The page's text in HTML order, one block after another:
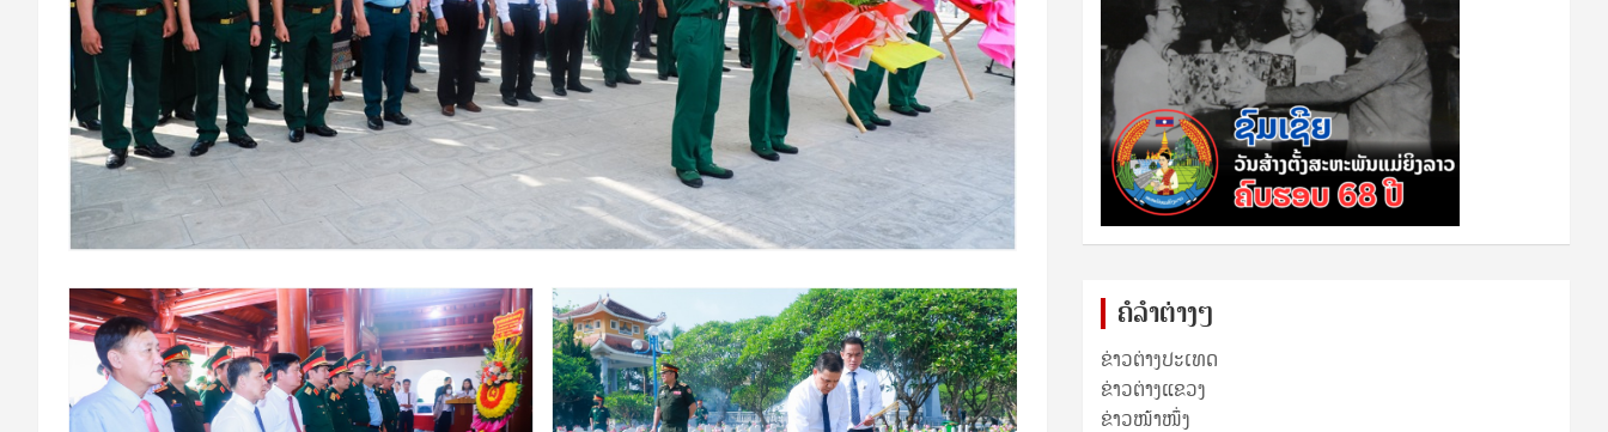
ຄໍລຳຕ່າງໆ
ຂ່າວຕ່າງປະເທດ
ຂ່າວ​ຕ່າງ​ແຂວງ
ຂ່າວໜ້າໜຶ່ງ